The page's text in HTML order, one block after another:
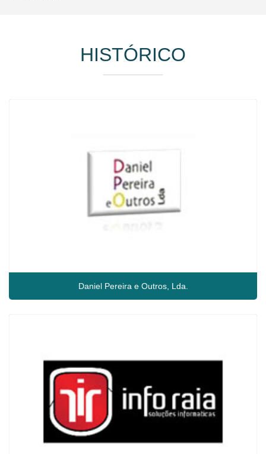
HISTÓRICO
Daniel Pereira e Outros, Lda.